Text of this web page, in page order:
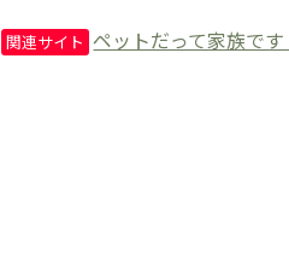
関連サイト ペットだって家族で